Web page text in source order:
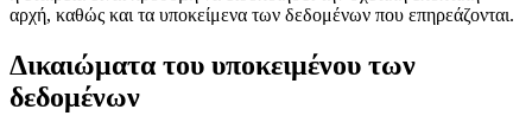
αρχή, καθώς και τα υποκείμενα των δεδομένων που επηρεάζονται.
Δικαιώματα του υποκειμένου των
δεδομένων